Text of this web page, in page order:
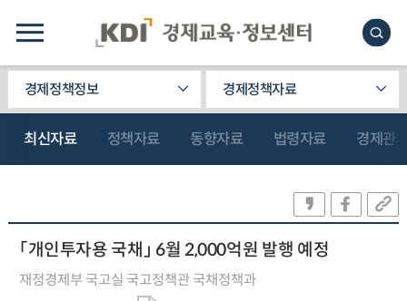
경제정책정보 경제정책자료
최신자료 정책자료 동향자료 법령자료 경제관
「개인투자용 국채」 6월 2,000억원 발행 예정
재정경제부 국고실 국고정책관 국채정책과